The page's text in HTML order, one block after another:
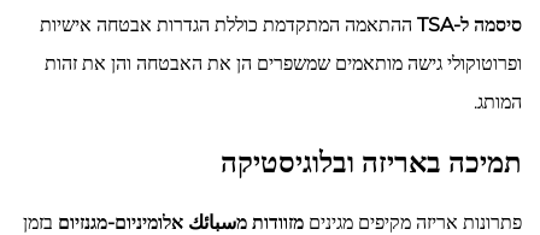
סיסמה ל-TSA
ההתאמה המתקדמת כוללת הגדרות אבטחה אישיות
ופרוטוקולי גישה מותאמים שמשפרים הן את האבטחה והן את זהות
המותג.
תמיכה באריזה ובלוגיסטיקה
פתרונות אריזה מקיפים מגינים מזוודות מسبائك אלומיניום-מגנזיום בזמן